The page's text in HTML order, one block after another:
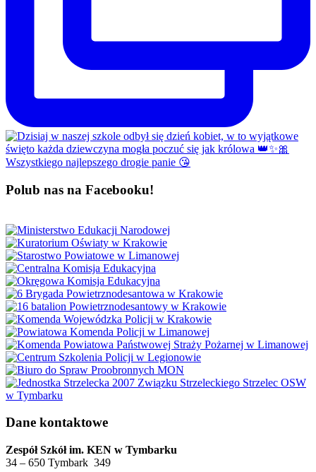
Polub nas na Facebooku!
Dane kontaktowe
Zespół Szkół im. KEN w Tymbarku
34 – 650 Tymbark 349